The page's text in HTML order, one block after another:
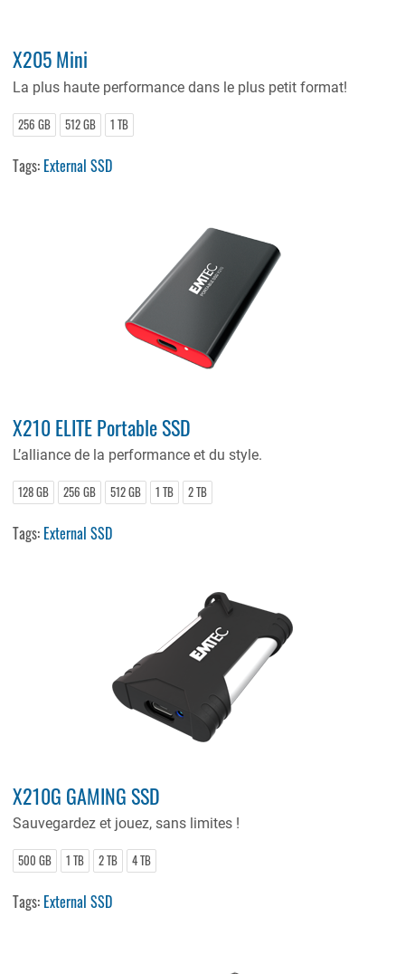
X205 Mini
La plus haute performance dans le plus petit format!
256 GB 512 GB 1 TB
Tags: External SSD
X210 ELITE Portable SSD
L’alliance de la performance et du style.
128 GB 256 GB 512 GB 1 TB 2 TB
Tags: External SSD
X210G GAMING SSD
Sauvegardez et jouez, sans limites !
500 GB 1 TB 2 TB 4 TB
Tags: External SSD